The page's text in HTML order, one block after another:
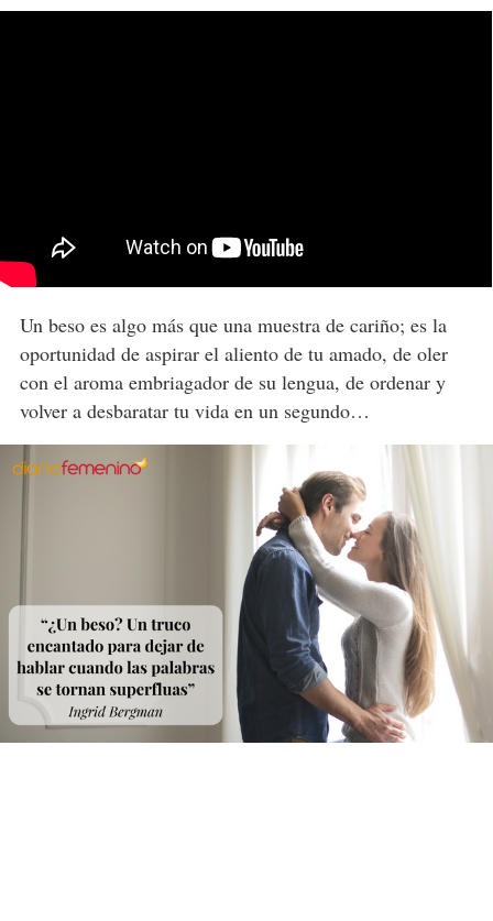
Un beso es algo más que una muestra de cariño; es la
oportunidad de aspirar el aliento de tu amado, de oler
con el aroma embriagador de su lengua, de ordenar y
volver a desbaratar tu vida en un segundo…